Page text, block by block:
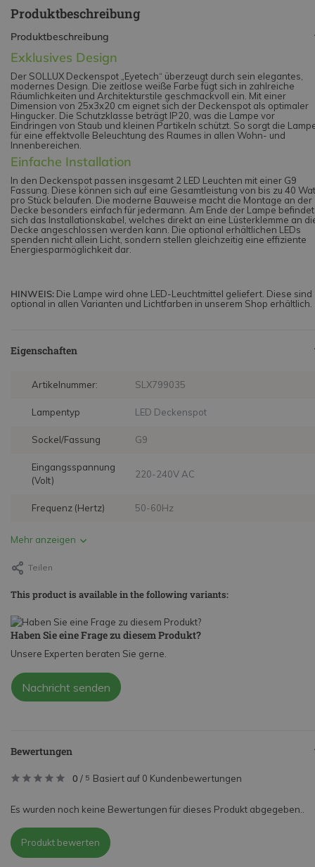
Produktbeschreibung
Produktbeschreibung
Exklusives Design
Der SOLLUX Deckenspot „Eyetech“ überzeugt durch sein elegantes,
modernes Design. Die zeitlose weiße Farbe fügt sich in zahlreiche
Räumlichkeiten und Architekturstile geschmackvoll ein. Mit einer
Dimension von 25x3x20 cm eignet sich der Deckenspot als optimaler
Hingucker. Die Schutzklasse beträgt IP20, was die Lampe vor
Eindringen von Staub und kleinen Partikeln schützt. So sorgt die
für eine effektvolle Beleuchtung des Raumes in allen Wohn- und
Innenbereichen.
Einfache Installation
In den Deckenspot passen insgesamt 2 LED Leuchten mit einer G9
Fassung. Diese können sich auf eine Gesamtleistung von bis zu 40
pro Stück belaufen. Die moderne Bauweise macht die Montage an der
Decke besonders einfach für jedermann. Am Ende der Lampe befindet
sich das Installationskabel, welches direkt an eine Lüsterklemme an
Decke angeschlossen werden kann. Die optional erhältlichen LEDs
spenden nicht allein Licht, sondern stellen gleichzeitig eine effiziente
Energiesparmöglichkeit dar.
HINWEIS: Die Lampe wird ohne LED-Leuchtmittel geliefert. Diese sind
optional in allen Varianten und Lichtfarben in unserem Shop erhältlich.
Eigenschaften
Artikelnummer: SLX799035
Lampentyp LED Deckenspot
Sockel/Fassung G9
Eingangsspannung
(Volt)
220-240V AC
Frequenz (Hertz) 50-60Hz
Mehr anzeigen
Teilen
This product is available in the following variants:
Haben Sie eine Frage zu diesem Produkt?
Unsere Experten beraten Sie gerne.
Nachricht senden
Bewertungen
0 / 5 Basiert auf 0 Kundenbewertungen
Es wurden noch keine Bewertungen für dieses Produkt abgegeben..
Produkt bewerten